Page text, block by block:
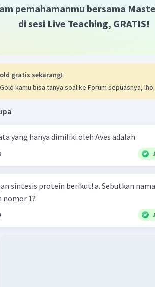
pemahamanmu bersama
di sesi Live Teaching, GRATIS!
gratis sekarang!
kamu bisa tanya soal ke Forum sepuasnya, lho.
yang hanya dimiliki oleh Aves adalah
berikut! a. Sebutkan nama dan fungsi dalam
1?